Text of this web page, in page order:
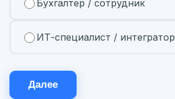
Бухгалтер / сотрудник
ИТ-специалист / интегратор
Далее